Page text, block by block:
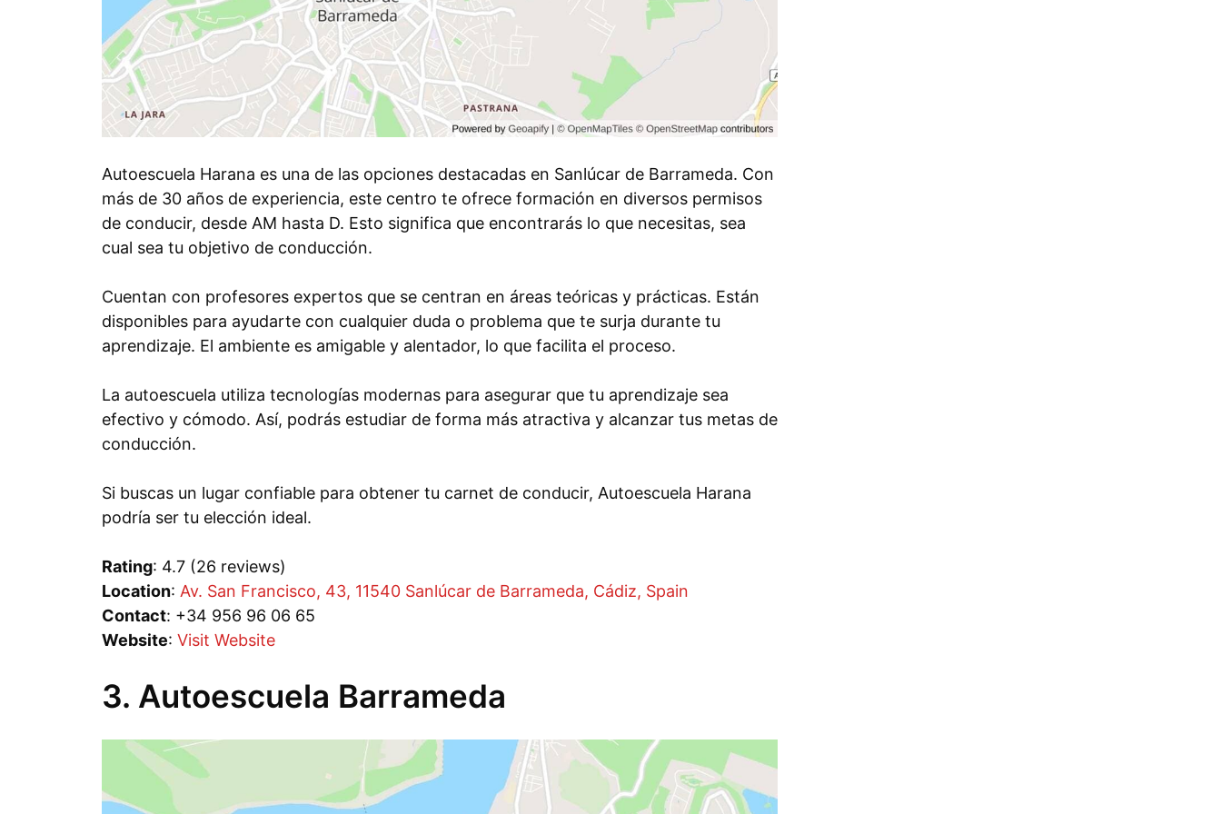
Autoescuela Harana es una de las opciones destacadas en Sanlúcar de Barrameda. Con
más de 30 años de experiencia, este centro te ofrece formación en diversos permisos
de conducir, desde AM hasta D. Esto significa que encontrarás lo que necesitas, sea
cual sea tu objetivo de conducción.
Cuentan con profesores expertos que se centran en áreas teóricas y prácticas. Están
disponibles para ayudarte con cualquier duda o problema que te surja durante tu
aprendizaje. El ambiente es amigable y alentador, lo que facilita el proceso.
La autoescuela utiliza tecnologías modernas para asegurar que tu aprendizaje sea
efectivo y cómodo. Así, podrás estudiar de forma más atractiva y alcanzar tus metas de
conducción.
Si buscas un lugar confiable para obtener tu carnet de conducir, Autoescuela Harana
podría ser tu elección ideal.
Rating: 4.7 (26 reviews)
Location: Av. San Francisco, 43, 11540 Sanlúcar de Barrameda, Cádiz, Spain
Contact: +34 956 96 06 65
Website: Visit Website
3. Autoescuela Barrameda